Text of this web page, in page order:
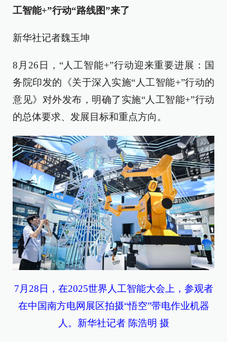
工智能+”行动“路线图”来了
新华社记者魏玉坤
8月26日，“人工智能+”行动迎来重要进展：国
务院印发的《关于深入实施“人工智能+”行动的
意见》对外发布，明确了实施“人工智能+”行动
的总体要求、发展目标和重点方向。
7月28日，在2025世界人工智能大会上，参观者
在中国南方电网展区拍摄“悟空”带电作业机器
人。新华社记者 陈浩明 摄